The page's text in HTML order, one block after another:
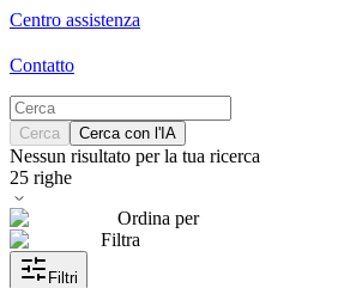
Centro assistenza
Contatto
Cerca Cerca con l'IA
Nessun risultato per la tua ricerca
25 righe
Ordina per
Filtra
Filtri